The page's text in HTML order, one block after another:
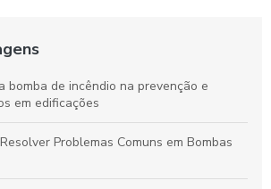
bomba de incêndio na prevenção e
em edificações
Problemas Comuns em Bombas